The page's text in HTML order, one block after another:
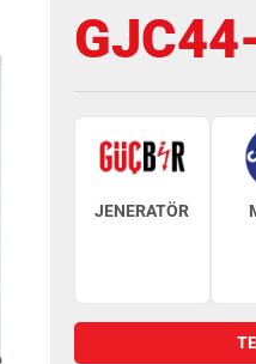
JENERATÖR